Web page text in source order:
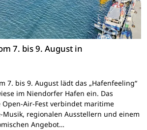
7. bis 9. August in
7. bis 9. August lädt das „Hafenfeeling“
im Niendorfer Hafen ein. Das
Air-Fest verbindet maritime
Musik, regionalen Ausstellern und einem
Angebot…